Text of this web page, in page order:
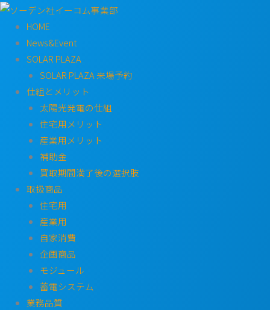
内
HOME
News&Event
SOLAR PLAZA
SOLAR PLAZA 来場予約
仕組とメリット
太陽光発電の仕組
住宅用メリット
産業用メリット
補助金
買取期間満了後の選択肢
取扱商品
住宅用
産業用
自家消費
企画商品
モジュール
蓄電システム
業務品質